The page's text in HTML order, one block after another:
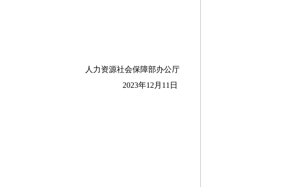
人力资源社会保障部办公厅
2023年12月11日